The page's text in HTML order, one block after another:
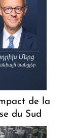
de la
du Sud